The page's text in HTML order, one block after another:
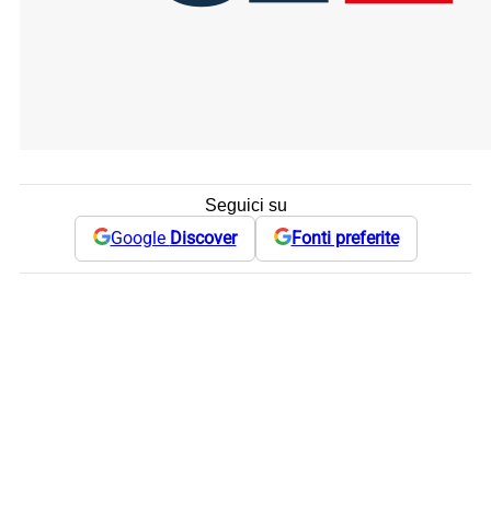
Seguici su
Google Discover Fonti preferite